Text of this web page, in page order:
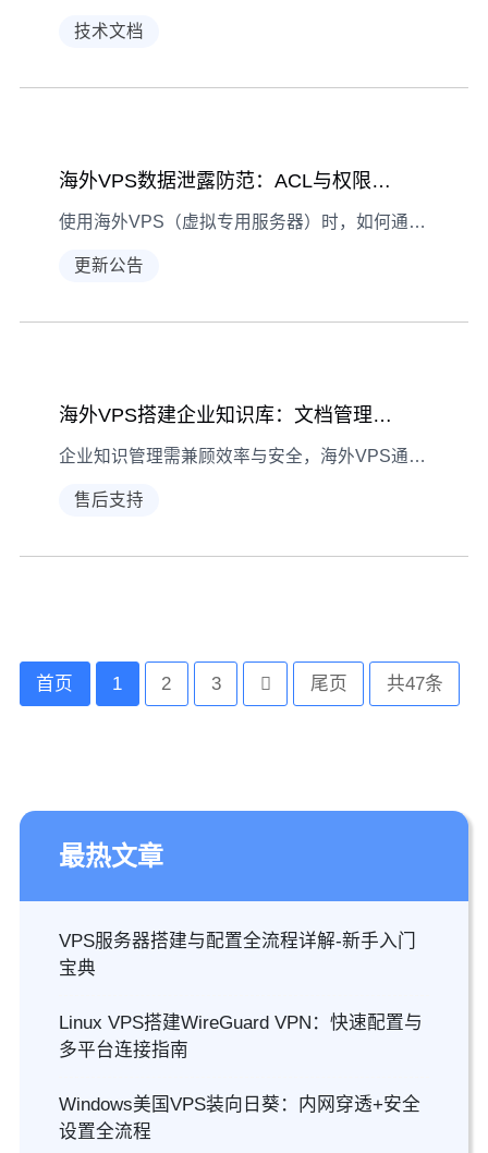
技术文档
海外VPS数据泄露防范：ACL与权限管理最佳实践
使用海外VPS（虚拟专用服务器）时，如何通过访问控制列表（ACL）与权限管理防范数据泄露？结合真实案例拆解风险信号、问题诊断及具体解决方案。
更新公告
海外VPS搭建企业知识库：文档管理与权限分级实践
企业知识管理需兼顾效率与安全，海外VPS通过分布式存储、灵活权限分级等特性，为知识库搭建提供高效安全的解决方案，助力企业实现文档精细化管理。
售后支持
首页 1 2 3 尾页 共47条
最热文章
VPS服务器搭建与配置全流程详解-新手入门
宝典
Linux VPS搭建WireGuard VPN：快速配置与
多平台连接指南
Windows美国VPS装向日葵：内网穿透+安全
设置全流程